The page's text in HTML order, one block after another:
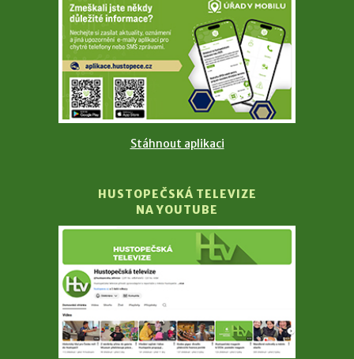
Stáhnout aplikaci
HUSTOPEČSKÁ TELEVIZE
NA YOUTUBE